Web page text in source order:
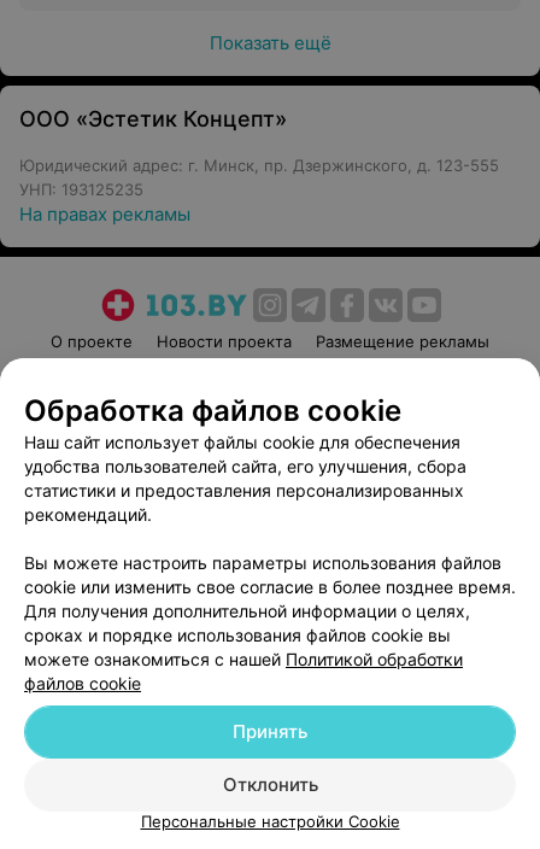
Показать ещё
ООО «Эстетик Концепт»
Юридический адрес: г. Минск, пр. Дзержинского, д. 123-555
УНП: 193125235
На правах рекламы
О проекте Новости проекта
Размещение рекламы
Пользовательское соглашение
Способы оплаты
Вакансии
Партнеры
Написать руководителю 103.by
Обработка персональных данных
© 2026 ООО «Артокс Лаб», УНП 191700409
| 220012, Республика Беларусь,
Служба поддержки +375 291212755
Обработка файлов cookie
Наш сайт использует файлы cookie для обеспечения
удобства пользователей сайта, его улучшения, сбора
статистики и предоставления персонализированных
рекомендаций.
Вы можете настроить параметры использования файлов
cookie или изменить свое согласие в более позднее время.
Для получения дополнительной информации о целях,
сроках и порядке использования файлов cookie вы
можете ознакомиться с нашей Политикой обработки
файлов cookie
Отклонить
Принять
Персональные настройки Cookie